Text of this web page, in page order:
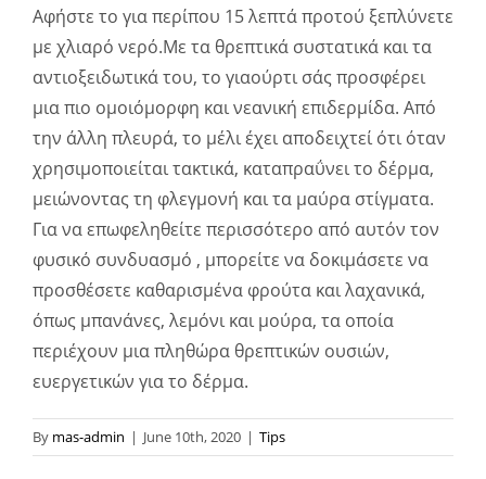
Αφήστε το για περίπου 15 λεπτά προτού ξεπλύνετε
με χλιαρό νερό.Με τα θρεπτικά συστατικά και τα
αντιοξειδωτικά του, το γιαούρτι σάς προσφέρει
μια πιο ομοιόμορφη και νεανική επιδερμίδα. Από
την άλλη πλευρά, το μέλι έχει αποδειχτεί ότι όταν
χρησιμοποιείται τακτικά, καταπραΰνει το δέρμα,
μειώνοντας τη φλεγμονή και τα μαύρα στίγματα.
Για να επωφεληθείτε περισσότερο από αυτόν τον
φυσικό συνδυασμό , μπορείτε να δοκιμάσετε να
προσθέσετε καθαρισμένα φρούτα και λαχανικά,
όπως μπανάνες, λεμόνι και μούρα, τα οποία
περιέχουν μια πληθώρα θρεπτικών ουσιών,
ευεργετικών για το δέρμα.
By mas-admin | June 10th, 2020 | Tips